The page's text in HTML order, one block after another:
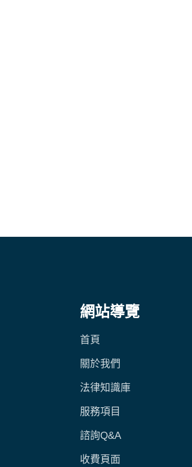
網站導覽
首頁
關於我們
法律知識庫
服務項目
諮詢Q&A
收費頁面